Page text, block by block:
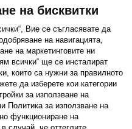
на бисквитки
Вие се съгласявате да
на навигацията,
на маркетинговите ни
всички“ ще се инсталират
които са нужни за правилното
да изберете кои категории
за използване на
Политика за използване на
функциониране на